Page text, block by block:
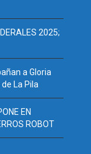
2025;
a Gloria
La Pila
EN
ROBOT